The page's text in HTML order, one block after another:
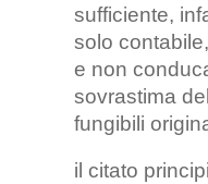
sufficiente,
solo
e non
sovrastima
fungibili
il citato